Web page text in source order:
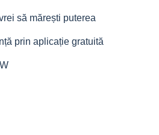
să mărești puterea
prin aplicație gratuită